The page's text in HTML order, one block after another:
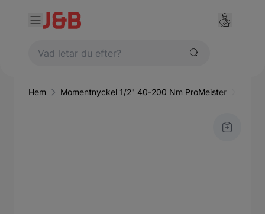
Hem Momentnyckel 1/2" 40-200 Nm ProMeister